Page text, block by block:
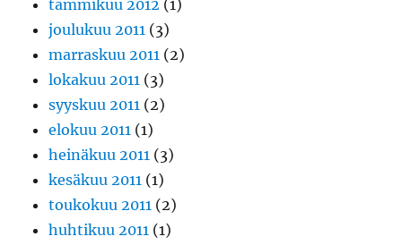
tammikuu 2012 (1)
joulukuu 2011 (3)
marraskuu 2011 (2)
lokakuu 2011 (3)
syyskuu 2011 (2)
elokuu 2011 (1)
heinäkuu 2011 (3)
kesäkuu 2011 (1)
toukokuu 2011 (2)
huhtikuu 2011 (1)